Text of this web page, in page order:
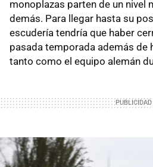
monoplazas parten de un nivel
demás. Para llegar hasta su
escudería tendría que haber
pasada temporada además de
tanto como el equipo alemán